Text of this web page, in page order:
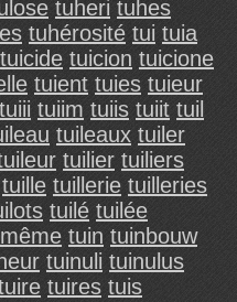
tuheri tuhes
tuhérosité tui tuia
tuicide tuicion tuicione
tuient tuies tuieur
tuiii tuiim tuiis tuiit tuil
tuileaux tuiler
tuilier tuiliers
tuille tuillerie tuilleries
tuilé tuilée
tuin tuinbouw
tuinuli tuinulus
tuires tuis